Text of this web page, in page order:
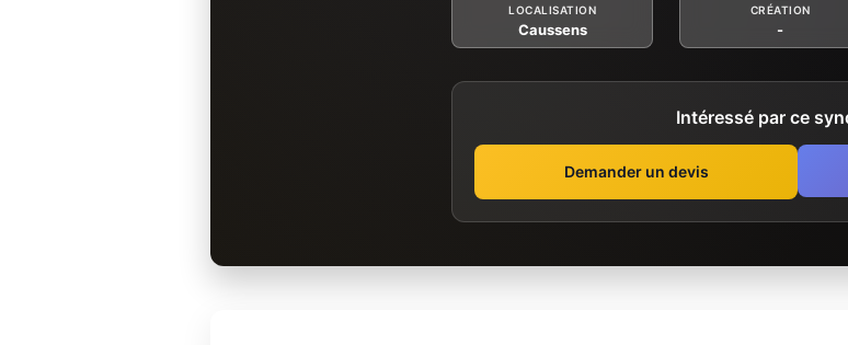
LOCALISATION
Caussens
CRÉATION
-
Intéressé par ce
Demander un devis